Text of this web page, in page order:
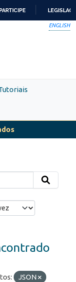
ENGLISH
JSON